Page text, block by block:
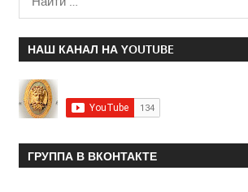
НАШ КАНАЛ НА YOUTUBE
ГРУППА В ВКОНТАКТЕ